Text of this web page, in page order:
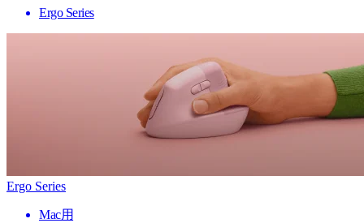
Ergo Series
Ergo Series
Mac用